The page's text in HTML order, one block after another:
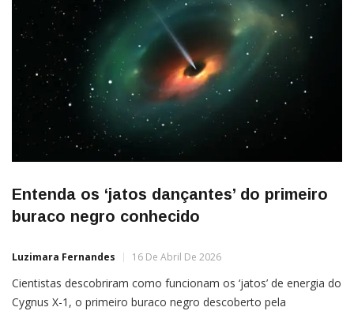
Entenda os ‘jatos dançantes’ do primeiro
buraco negro conhecido
Luzimara Fernandes 16 De Abril De 2026
Cientistas descobriram como funcionam os ‘jatos’ de energia do
Cygnus X-1, o primeiro buraco negro descoberto pela